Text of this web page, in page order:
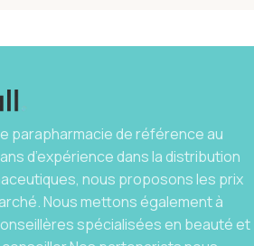
parapharmacie de référence au
d’expérience dans la distribution
nous proposons les prix
Nous mettons également à
spécialisées en beauté et